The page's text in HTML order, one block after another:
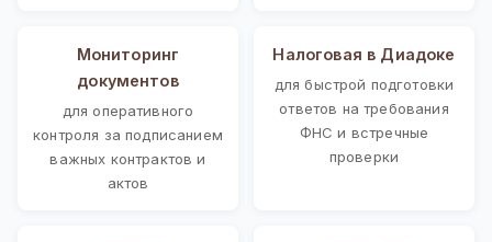
Мониторинг
документов
для оперативного
контроля за подписанием
важных контрактов и
актов
Налоговая в Диадоке
для быстрой подготовки
ответов на требования
ФНС и встречные
проверки